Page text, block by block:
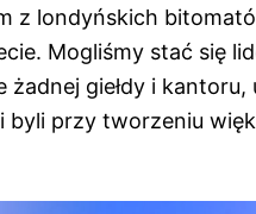
z londyńskich
Mogliśmy stać się
giełdy i kantoru,
byli przy tworzeniu